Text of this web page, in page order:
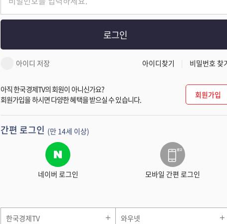
로그인
아이디 저장 아이디찾기 비밀번호 찾
아직 한국경제TV의 회원이 아니신가요?
회원가입을 하시면 다양한 혜택을 받으실 수 있습니다.
회원가입
간편 로그인 (만 14세 이상)
네이버 로그인 모바일 간편 로그인
한국경제TV 와우넷